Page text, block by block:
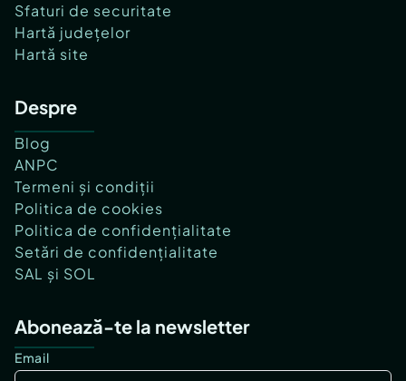
Sfaturi de securitate
Hartă județelor
Hartă site
Despre
Blog
ANPC
Termeni și condiții
Politica de cookies
Politica de confidențialitate
Setări de confidențialitate
SAL și SOL
Abonează-te la newsletter
Email